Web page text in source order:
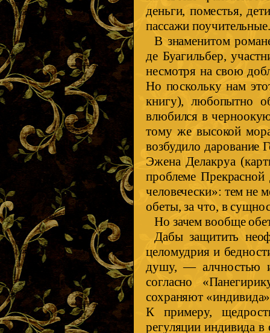
деньги, поместья,
пассажи поучительные.
В знаменитом
де Буагильбер,
несмотря на свою
Но поскольку нам
книгу), любопытно
влюбился в
тому же высокой
возбудило дарование
Эжена Делакруа
проблеме
человечески»: тем не
обеты, за что, в
Но зачем вообще
Дабы защитить
целомудрия и
душу, — алчностью
согласно
сохраняют
К примеру,
регуляции индивида